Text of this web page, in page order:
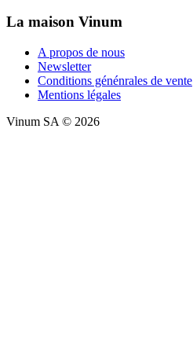
La maison Vinum
A propos de nous
Newsletter
Conditions génénrales de vente
Mentions légales
Vinum SA © 2026